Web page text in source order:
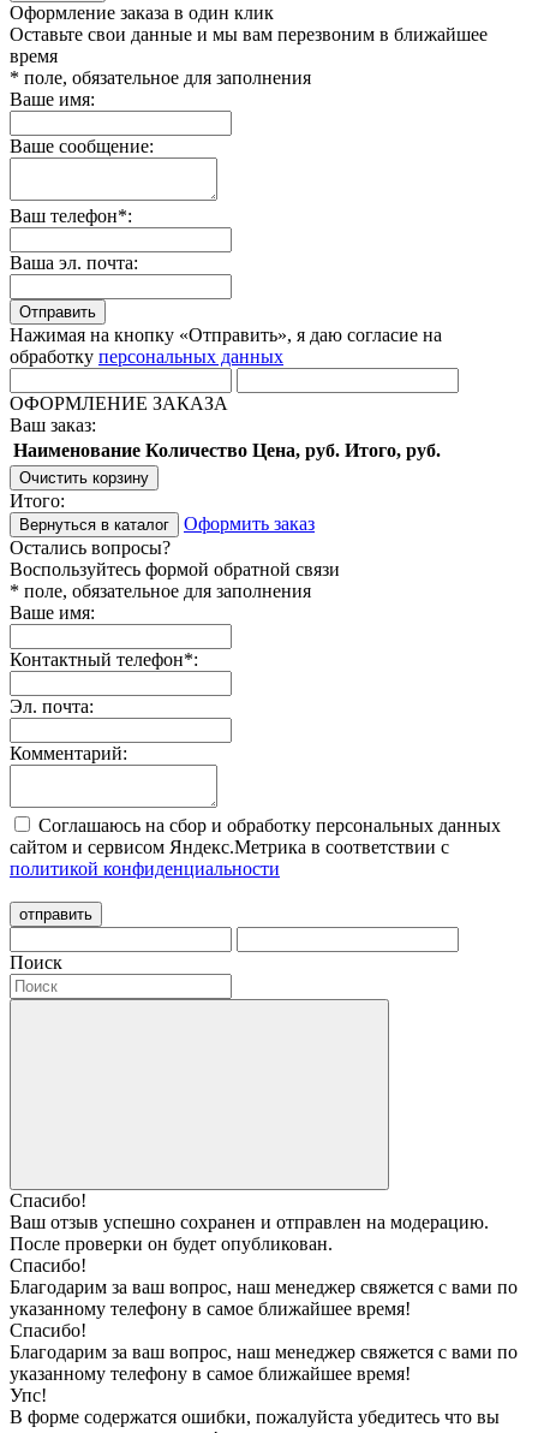
Оформление заказа в один клик
Оставьте свои данные и мы вам перезвоним в ближайшее
время
* поле, обязательное для заполнения
Ваше имя:
Ваше сообщение:
Ваш телефон*:
Ваша эл. почта:
Отправить
Нажимая на кнопку «Отправить», я даю согласие на
обработку персональных данных
ОФОРМЛЕНИЕ ЗАКАЗА
Ваш заказ:
Наименование Количество Цена, руб. Итого, руб.
Очистить корзину
Итого:
Вернуться в каталог
Оформить заказ
Остались вопросы?
Воспользуйтесь формой обратной связи
* поле, обязательное для заполнения
Ваше имя:
Контактный телефон*:
Эл. почта:
Комментарий:
Соглашаюсь на сбор и обработку персональных данных
сайтом и сервисом Яндекс.Метрика в соответствии с
политикой конфиденциальности
отправить
Поиск
Спасибо!
Ваш отзыв успешно сохранен и отправлен на модерацию.
После проверки он будет опубликован.
Спасибо!
Благодарим за ваш вопрос, наш менеджер свяжется с вами по
указанному телефону в самое ближайшее время!
Спасибо!
Благодарим за ваш вопрос, наш менеджер свяжется с вами по
указанному телефону в самое ближайшее время!
Упс!
В форме содержатся ошибки, пожалуйста убедитесь что вы